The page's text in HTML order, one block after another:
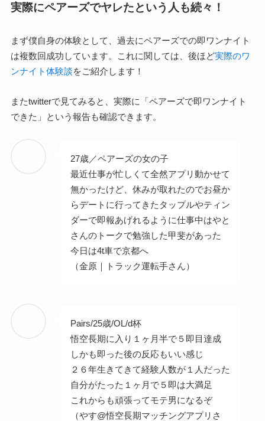
実際にペアーズでヤレたという人も続々！
まず僕自身の体験として、過去にペアーズでの即ワンナイト
は複数回成功しています。これに関しては、後ほど実際のワ
ンナイト体験談をご紹介します！
またtwitterで見てみると、実際に「ペアーズで即ワンナイト
できた」という報告も確認できます。
27歳／ペアーズの女の子
最近仕事が忙しくて全然アプリ動かせて
無かったけど、休みが取れたのでお昼か
らデートに行ってきたタップルやティン
ダーで即報あげれるように仕事中はやと
さんのトークで勉強した甲斐があった
今日は4t車で京都へ
（金原｜トラック運転手さん）
Pairs/25歳/OL/d杯
悟空長期に入り１ヶ月半で５即目達成
しかも即った後の反応もいい感じ
２６年生きてきて経験人数が１人だった
自分がたった１ヶ月で５即は大満足
これからも頑張ってモテ男になるぞ
（やす@悟空長期マッチングアプリさ